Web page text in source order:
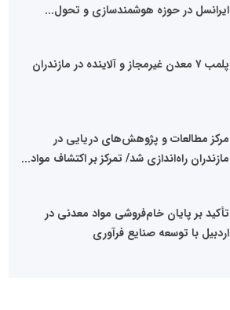
ایرانسل در حوزه هوشمندسازی و تحول...
پلمب ۷ معدن غیرمجاز و آلاینده در مازندران
مرکز مطالعات و پژوهش‌های دریایی در
مازندران راه‌اندازی شد/ تمرکز بر اکتشاف مواد...
تأکید بر پایان خام‌فروشی مواد معدنی در
اردبیل با توسعه صنایع فرآوری